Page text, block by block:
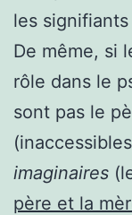
les
De même, si
rôle dans le
sont pas le
imaginaires
père et la